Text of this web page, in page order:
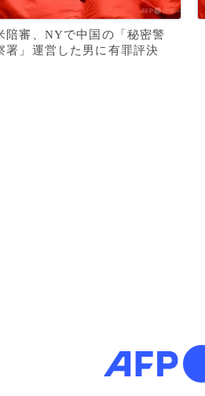
陪審、NYで中国の「秘密警
署」運営した男に有罪評決